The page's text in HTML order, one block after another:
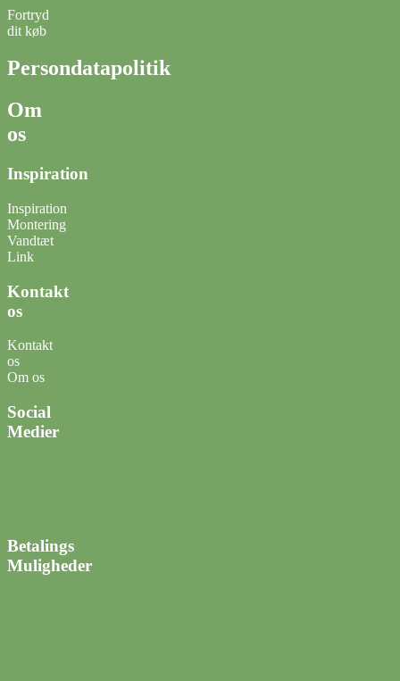
Fortryd
dit køb
Persondatapolitik
Om
os
Inspiration
Inspiration
Montering
Vandtæt
Link
Kontakt
os
Kontakt
os
Om os
Social
Medier
Betalings
Muligheder